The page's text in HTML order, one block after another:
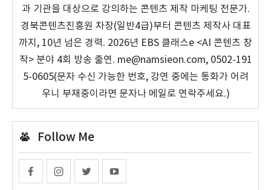
과 기관을 대상으로 강의하는 콘텐츠 제작 마케팅 전문가.
경북콘텐츠진흥원 차장(일반4급)부터 콘텐츠 제작사 대표
까지, 10년 넘은 경력. 2026년 EBS 클래스e <AI 콘텐츠 창
작> 분야 4회 방송 출연. me@namsieon.com, 0502-191
5-0605(문자 수신 가능한 번호, 강연 중에는 통화가 어려
우니 부재중이라면 문자나 메일로 연락주세요.)
Follow Me